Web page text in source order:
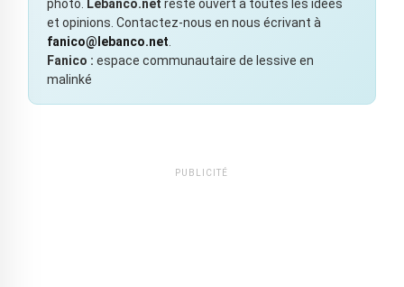
photo.
Lebanco.net reste ouvert à toutes les idées
et opinions. Contactez-nous en nous écrivant à
fanico@lebanco.net
Fanico : espace communautaire de lessive en
malinké
PUBLICITÉ